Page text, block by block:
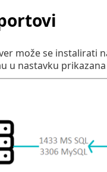
može se
u nastavku